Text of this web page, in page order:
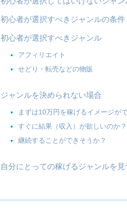
初心者が選択すべきジャンルの条件
初心者が選択すべきジャンル
アフィリエイト
せどり・転売などの物販
ジャンルを決められない場合
まずは10万円を稼げるイメージが
すぐに結果（収入）が欲しいのか？
継続することができそうか？
自分にとっての稼げるジャンルを見